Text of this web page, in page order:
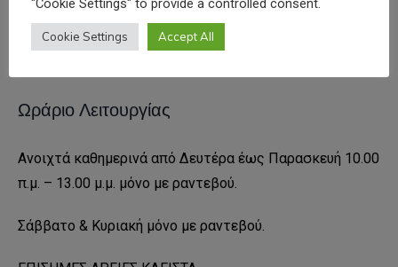
Email: museo@ilmb.gr
Ωράριο Λειτουργίας
Ανοιχτά καθημερινά από Δευτέρα έως Παρασκευή 10.00
π.μ. – 13.00 μ.μ. μόνο με ραντεβού.
Σάββατο & Κυριακή μόνο με ραντεβού.
Cookie Settings Accept All